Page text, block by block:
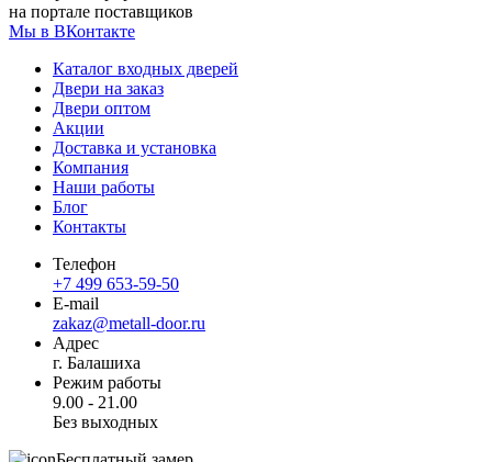
на портале поставщиков
Мы в ВКонтакте
Каталог входных дверей
Двери на заказ
Двери оптом
Акции
Доставка и установка
Компания
Наши работы
Блог
Контакты
Телефон
+7 499 653-59-50
E-mail
zakaz@metall-door.ru
Адрес
г. Балашиха
Режим работы
9.00 - 21.00
Без выходных